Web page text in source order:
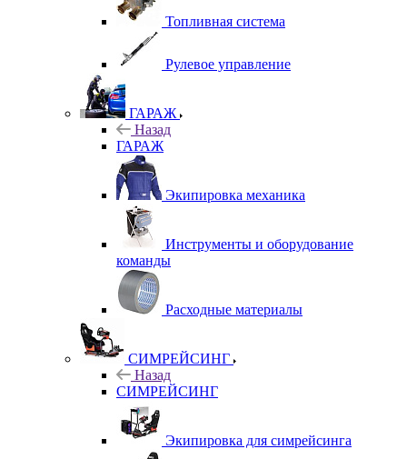
Топливная система
Рулевое управление
ГАРАЖ
Назад
ГАРАЖ
Экипировка механика
Инструменты и оборудование
команды
Расходные материалы
СИМРЕЙСИНГ
Назад
СИМРЕЙСИНГ
Экипировка для симрейсинга